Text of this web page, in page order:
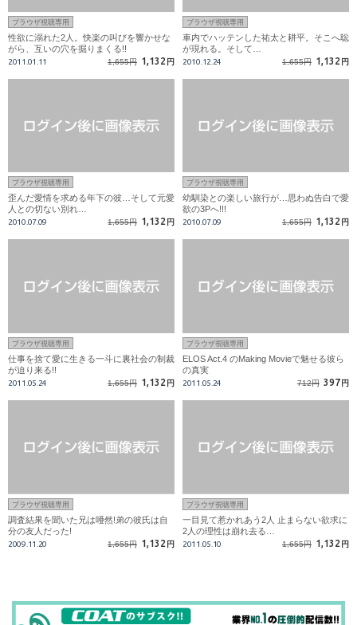
ブラウザ視聴専用
性欲に溺れた2人。快楽の叫びを響かせな
がら、互いの穴を掘りまくる!!
2011.01.11 1,655円 1,132 円
ブラウザ視聴専用
車内でハッテンした祐太と耕平。そこへ聡
が現れる。そして…
2010.12.24 1,655円 1,132 円
ブラウザ視聴専用
歪んだ愛情を求める年下の彼…そして元愛
人との切ない別れ…
2010.07.09 1,655円 1,132 円
ブラウザ視聴専用
幼馴染との楽しい旅行が…思わぬ告白で愛
欲の3Pへ!!!
2010.07.09 1,655円 1,132 円
ブラウザ視聴専用
仕事を捨て愛に生きる一斗に裏社会の制裁
が迫り来る!!
2011.05.24 1,655円 1,132 円
ブラウザ視聴専用
ELOS Act.4 のMaking Movieで魅せる彼ら
の真実
2011.05.24 712円 397 円
ブラウザ視聴専用
調査結果を聞いた兄は唖然!弟の彼氏は自
分の友人だった!
2009.11.20 1,655円 1,132 円
ブラウザ視聴専用
一目見て惹かれあう2人 止まらない欲求に
2人の理性は崩れ去る…
2011.05.10 1,655円 1,132 円